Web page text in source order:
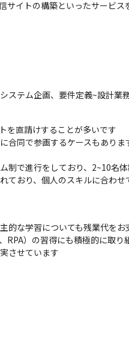
サイトの構築といったサービス
ステム企画、要件定義~設計業
を直請けすることが多いです
合同で参画するケースもありま
制で進行をしており、2~10名
ており、個人のスキルに合わ
的な学習についても残業代を
RPA）の習得にも積極的に取
させています